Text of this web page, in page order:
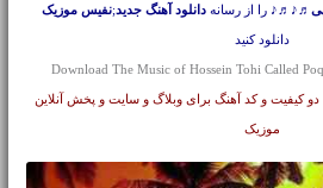
♬♪♬♪ را از رسانهدانلود آهنگ جدید;نفیس موزیک
دانلود کنید
Download The Music of Hossein Tohi Called
دو کیفیت و کد آهنگ برای وبلاگ و سایت و پخش آنلاین
موزیک